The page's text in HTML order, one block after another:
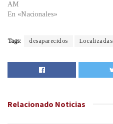
AM
En «Nacionales»
Tags: desaparecidos Localizadas
Relacionado Noticias